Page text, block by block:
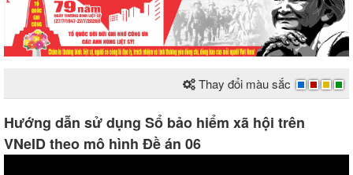
Thay đổi màu sắc
Hướng dẫn sử dụng Sổ bảo hiểm xã hội trên
VNeID theo mô hình Đề án 06